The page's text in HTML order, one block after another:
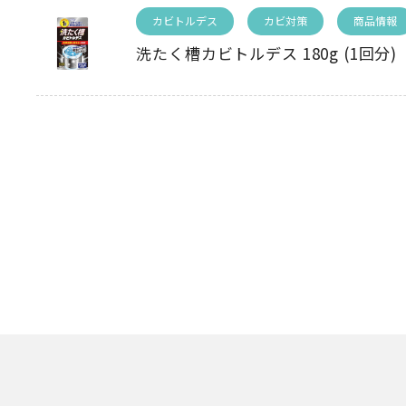
カビトルデス カビ対策 商品情報
洗たく槽カビトルデス 180g (1回分)